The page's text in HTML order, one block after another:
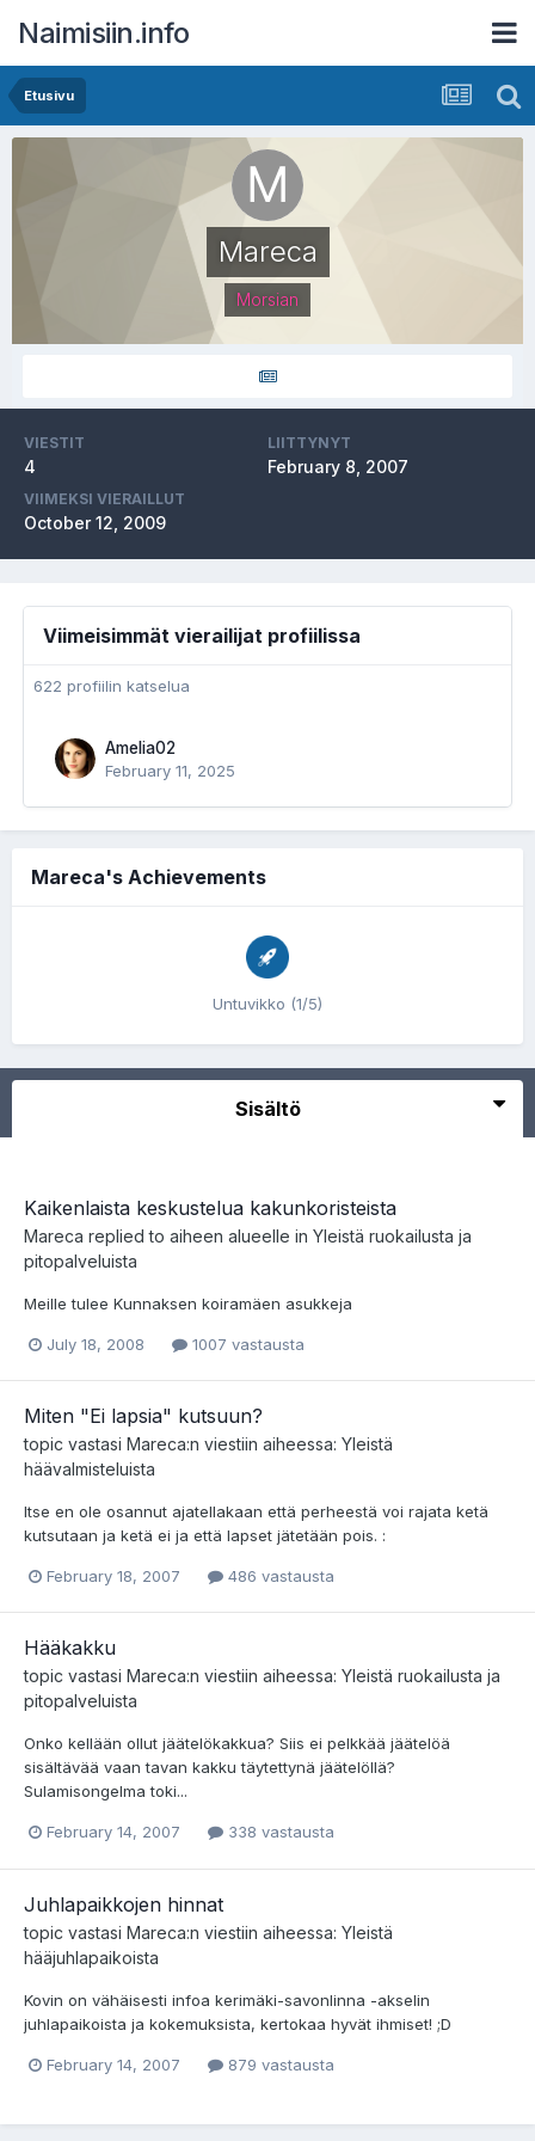
Naimisiin.info
Etusivu
Mareca
Morsian
VIESTIT
4
LIITTYNYT
February 8, 2007
VIIMEKSI VIERAILLUT
October 12, 2009
Viimeisimmät vierailijat profiilissa
622 profiilin katselua
Amelia02
February 11, 2025
Mareca's Achievements
Untuvikko (1/5)
Sisältö
Kaikenlaista keskustelua kakunkoristeista
Mareca replied to aiheen alueelle in Yleistä ruokailusta ja
pitopalveluista
Meille tulee Kunnaksen koiramäen asukkeja
July 18, 2008 1007 vastausta
Miten "Ei lapsia" kutsuun?
topic vastasi Mareca:n viestiin aiheessa: Yleistä
häävalmisteluista
Itse en ole osannut ajatellakaan että perheestä voi rajata ketä
kutsutaan ja ketä ei ja että lapset jätetään pois. :
February 18, 2007 486 vastausta
Hääkakku
topic vastasi Mareca:n viestiin aiheessa: Yleistä ruokailusta ja
pitopalveluista
Onko kellään ollut jäätelökakkua? Siis ei pelkkää jäätelöä
sisältävää vaan tavan kakku täytettynä jäätelöllä?
Sulamisongelma toki...
February 14, 2007 338 vastausta
Juhlapaikkojen hinnat
topic vastasi Mareca:n viestiin aiheessa: Yleistä
hääjuhlapaikoista
Kovin on vähäisesti infoa kerimäki-savonlinna -akselin
juhlapaikoista ja kokemuksista, kertokaa hyvät ihmiset! ;D
February 14, 2007 879 vastausta